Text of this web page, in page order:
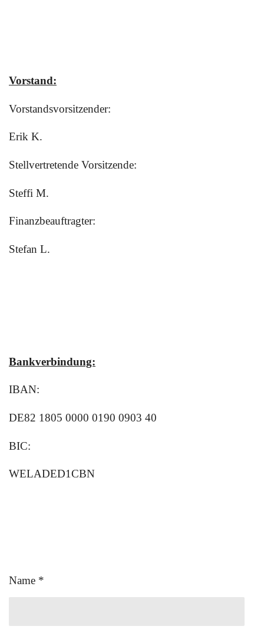
Vorstand:
Vorstandsvorsitzender:
Erik K.
Stellvertretende Vorsitzende:
Steffi M.
Finanzbeauftragter:
Stefan L.
Bankverbindung:
IBAN:
DE82 1805 0000 0190 0903 40
BIC:
WELADED1CBN
Name *